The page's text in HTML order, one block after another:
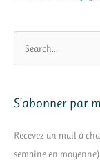
h
r
c
S’abonner par
Recevez un mail à
semaine en